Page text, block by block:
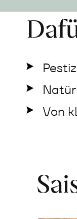
Von